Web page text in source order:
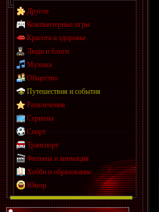
Другое
Компьютерные игры
Красота и здоровье
Люди и блоги
Музыка
Общество
Путешествия и события
Развлечения
Сериалы
Спорт
Транспорт
Фильмы и анимация
Хобби и образование
Юмор